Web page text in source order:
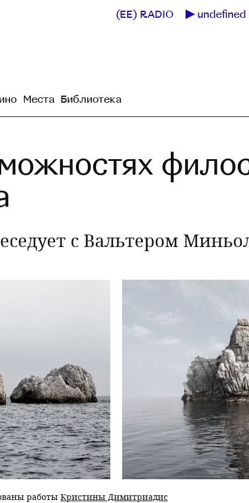
(EE) RADIO
Места Библиотека
с Вальтером
работы Кристины Димитриадис